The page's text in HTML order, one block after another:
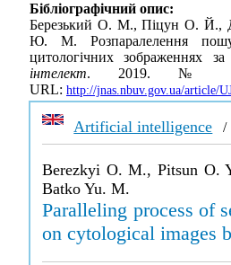
Бібліографічний опис:
Березький О. М., Піцун О. Й.,
Ю. М. Розпаралелення
цитологічних зображеннях
інтелект. 2019. №
URL: http://jnas.nbuv.gov.ua/article/
Artificial intelligence
Berezkyi O. M., Pitsun O.
Batko Yu. M.
Paralleling process of
on cytological images